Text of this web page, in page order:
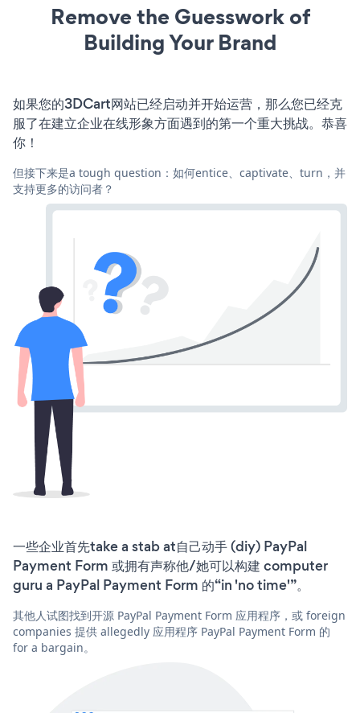
Remove the Guesswork of
Building Your Brand
如果您的3DCart网站已经启动并开始运营，那么您已经克
服了在建立企业在线形象方面遇到的第一个重大挑战。恭喜
你！
但接下来是a tough question：如何entice、captivate、turn，并
支持更多的访问者？
一些企业首先take a stab at自己动手 (diy) PayPal
Payment Form 或拥有声称他/她可以构建 computer
guru a PayPal Payment Form 的“in 'no time'”。
其他人试图找到开源 PayPal Payment Form 应用程序，或 foreign
companies 提供 allegedly 应用程序 PayPal Payment Form 的
for a bargain。